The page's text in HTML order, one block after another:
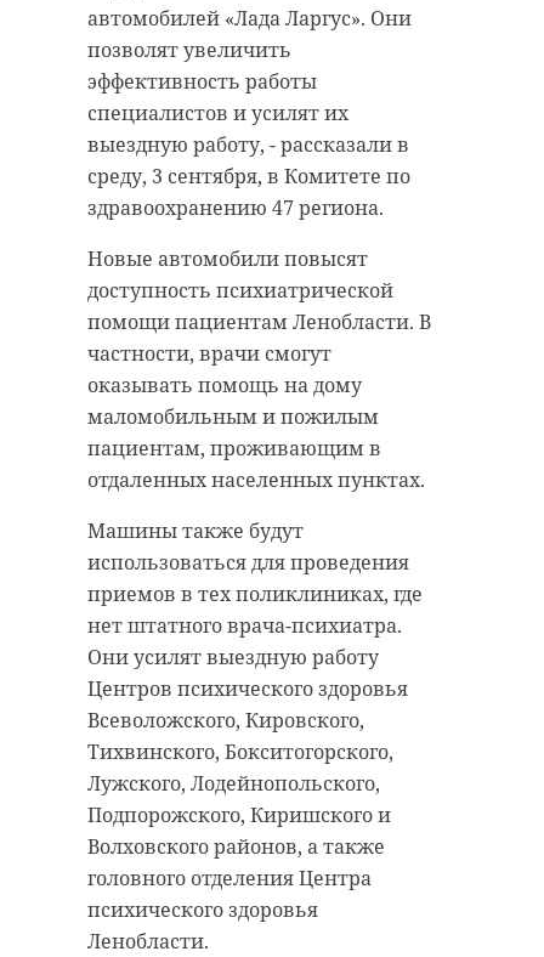
автомобилей «Лада Ларгус». Они
позволят увеличить
эффективность работы
специалистов и усилят их
выездную работу, - рассказали в
среду, 3 сентября, в Комитете по
здравоохранению 47 региона.
Новые автомобили повысят
доступность психиатрической
помощи пациентам Ленобласти. В
частности, врачи смогут
оказывать помощь на дому
маломобильным и пожилым
пациентам, проживающим в
отдаленных населенных пунктах.
Машины также будут
использоваться для проведения
приемов в тех поликлиниках, где
нет штатного врача-психиатра.
Они усилят выездную работу
Центров психического здоровья
Всеволожского, Кировского,
Тихвинского, Бокситогорского,
Лужского, Лодейнопольского,
Подпорожского, Киришского и
Волховского районов, а также
головного отделения Центра
психического здоровья
Ленобласти.